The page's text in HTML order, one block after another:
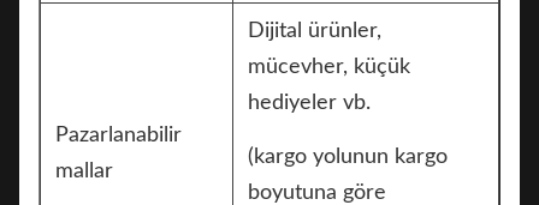
Pazarlanabilir
mallar
Dijital ürünler,
mücevher, küçük
hediyeler vb.
(kargo yolunun kargo
boyutuna göre